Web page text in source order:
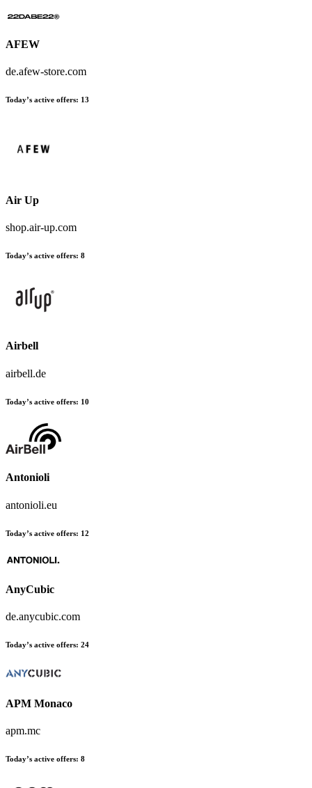
AFEW
de.afew-store.com
Today’s active offers: 13
Air Up
shop.air-up.com
Today’s active offers: 8
Airbell
airbell.de
Today’s active offers: 10
Antonioli
antonioli.eu
Today’s active offers: 12
AnyCubic
de.anycubic.com
Today’s active offers: 24
APM Monaco
apm.mc
Today’s active offers: 8